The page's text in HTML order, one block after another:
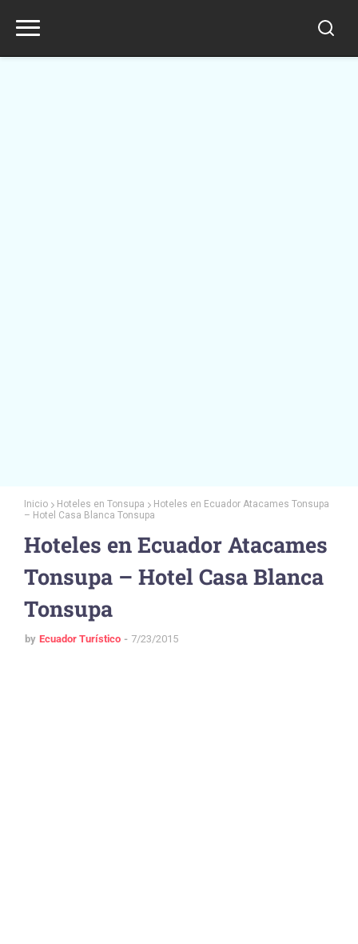
Inicio Hoteles en Tonsupa
Hoteles en Ecuador Atacames Tonsupa
– Hotel Casa Blanca Tonsupa
Hoteles en Ecuador Atacames
Tonsupa – Hotel Casa Blanca
Tonsupa
by Ecuador Turístico 7/23/2015